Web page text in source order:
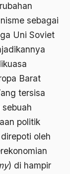
sebagai
Uni Soviet
Barat
tersisa
politik
oleh
) di hampir